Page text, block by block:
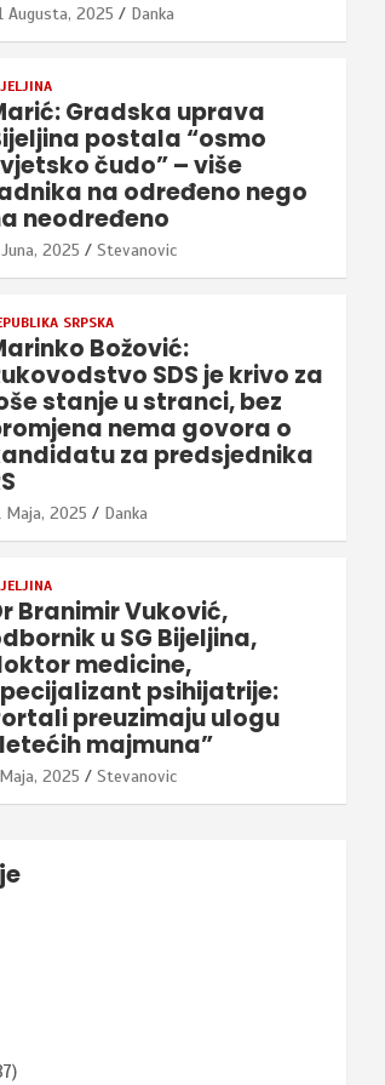
Augusta, 2025 Danka
Gradska uprava
postala “osmo
čudo” – više
na određeno nego
neodređeno
2025 Stevanovic
SRPSKA
Božović:
SDS je krivo za
stanje u stranci, bez
nema govora o
za predsjednika
Maja, 2025 Danka
Branimir Vuković,
u SG Bijeljina,
medicine,
psihijatrije:
preuzimaju ulogu
majmuna”
2025 Stevanovic